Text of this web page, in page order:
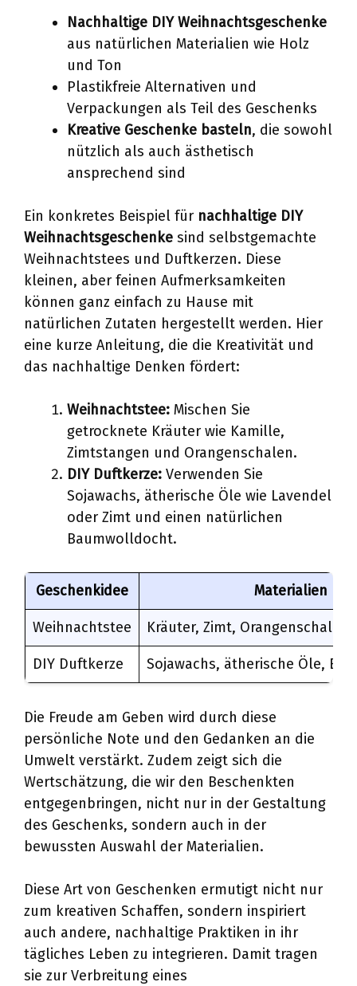
Nachhaltige DIY Weihnachtsgeschenke
aus natürlichen Materialien wie Holz
und Ton
Plastikfreie Alternativen und
Verpackungen als Teil des Geschenks
Kreative Geschenke basteln, die sowohl
nützlich als auch ästhetisch
ansprechend sind
Ein konkretes Beispiel für nachhaltige DIY
Weihnachtsgeschenke sind selbstgemachte
Weihnachtstees und Duftkerzen. Diese
kleinen, aber feinen Aufmerksamkeiten
können ganz einfach zu Hause mit
natürlichen Zutaten hergestellt werden. Hier
eine kurze Anleitung, die die Kreativität und
das nachhaltige Denken fördert:
Weihnachtstee: Mischen Sie
getrocknete Kräuter wie Kamille,
Zimtstangen und Orangenschalen.
DIY Duftkerze: Verwenden Sie
Sojawachs, ätherische Öle wie Lavendel
oder Zimt und einen natürlichen
Baumwolldocht.
Geschenkidee Materialien
Weihnachtstee Kräuter, Zimt, Orangenschale
DIY Duftkerze Sojawachs, ätherische Öle,
Die Freude am Geben wird durch diese
persönliche Note und den Gedanken an die
Umwelt verstärkt. Zudem zeigt sich die
Wertschätzung, die wir den Beschenkten
entgegenbringen, nicht nur in der Gestaltung
des Geschenks, sondern auch in der
bewussten Auswahl der Materialien.
Diese Art von Geschenken ermutigt nicht nur
zum kreativen Schaffen, sondern inspiriert
auch andere, nachhaltige Praktiken in ihr
tägliches Leben zu integrieren. Damit tragen
sie zur Verbreitung eines